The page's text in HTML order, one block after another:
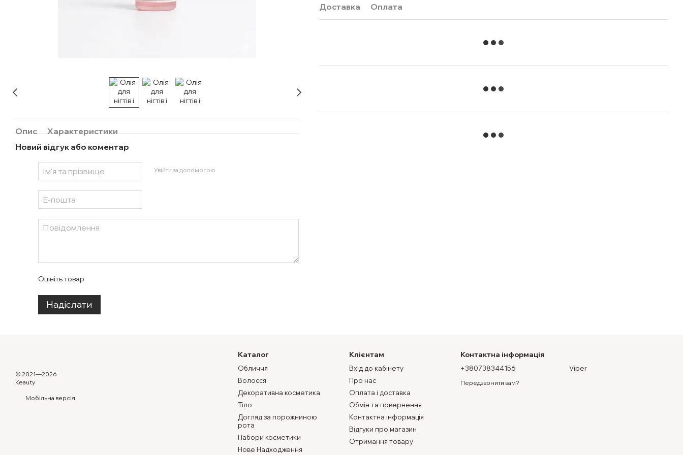
Опис
Характеристики
Новий відгук або коментар
Увійти за допомогою
Оцініть товар
Надіслати
Доставка Оплата
© 2021—2026
Keauty
Мобільна версія
Каталог
Обличчя
Волосся
Декоративна косметика
Тіло
Догляд за порожниною
рота
Набори косметики
Нове Надходження
Клієнтам
Вхід до кабінету
Про нас
Оплата і доставка
Обмін та повернення
Контактна інформація
Відгуки про магазин
Отримання товару
Контактна інформація
+380738344156
Передзвонити вам?
Viber